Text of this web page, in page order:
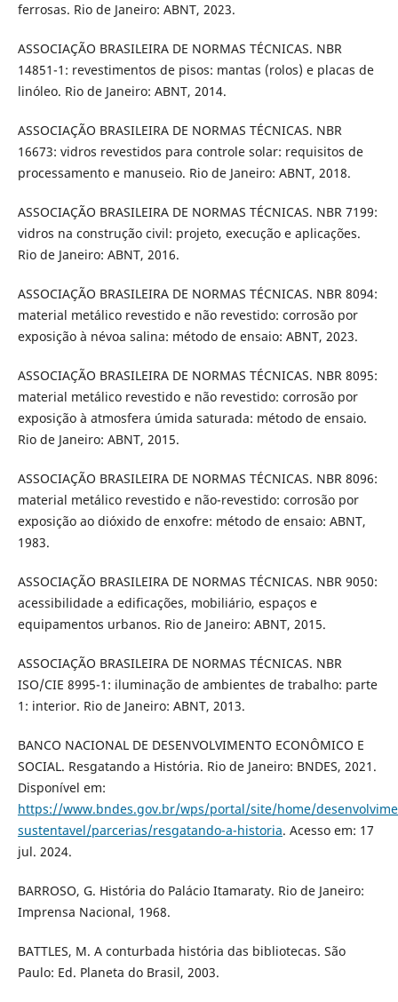
ferrosas. Rio de Janeiro: ABNT, 2023.
ASSOCIAÇÃO BRASILEIRA DE NORMAS TÉCNICAS. NBR
14851-1: revestimentos de pisos: mantas (rolos) e placas de
linóleo. Rio de Janeiro: ABNT, 2014.
ASSOCIAÇÃO BRASILEIRA DE NORMAS TÉCNICAS. NBR
16673: vidros revestidos para controle solar: requisitos de
processamento e manuseio. Rio de Janeiro: ABNT, 2018.
ASSOCIAÇÃO BRASILEIRA DE NORMAS TÉCNICAS. NBR 7199:
vidros na construção civil: projeto, execução e aplicações.
Rio de Janeiro: ABNT, 2016.
ASSOCIAÇÃO BRASILEIRA DE NORMAS TÉCNICAS. NBR 8094:
material metálico revestido e não revestido: corrosão por
exposição à névoa salina: método de ensaio: ABNT, 2023.
ASSOCIAÇÃO BRASILEIRA DE NORMAS TÉCNICAS. NBR 8095:
material metálico revestido e não revestido: corrosão por
exposição à atmosfera úmida saturada: método de ensaio.
Rio de Janeiro: ABNT, 2015.
ASSOCIAÇÃO BRASILEIRA DE NORMAS TÉCNICAS. NBR 8096:
material metálico revestido e não-revestido: corrosão por
exposição ao dióxido de enxofre: método de ensaio: ABNT,
1983.
ASSOCIAÇÃO BRASILEIRA DE NORMAS TÉCNICAS. NBR 9050:
acessibilidade a edificações, mobiliário, espaços e
equipamentos urbanos. Rio de Janeiro: ABNT, 2015.
ASSOCIAÇÃO BRASILEIRA DE NORMAS TÉCNICAS. NBR
ISO/CIE 8995-1: iluminação de ambientes de trabalho: parte
1: interior. Rio de Janeiro: ABNT, 2013.
BANCO NACIONAL DE DESENVOLVIMENTO ECONÔMICO E
SOCIAL. Resgatando a História. Rio de Janeiro: BNDES, 2021.
Disponível em:
https://www.bndes.gov.br/wps/portal/site/home/
sustentavel/parcerias/resgatando-a-historia. Acesso em: 17
jul. 2024.
BARROSO, G. História do Palácio Itamaraty. Rio de Janeiro:
Imprensa Nacional, 1968.
BATTLES, M. A conturbada história das bibliotecas. São
Paulo: Ed. Planeta do Brasil, 2003.